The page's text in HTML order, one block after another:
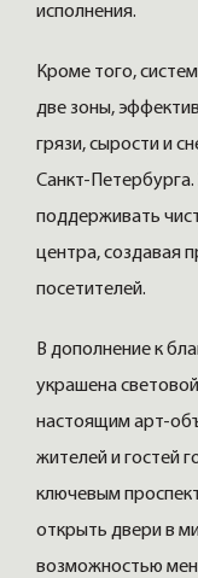
исполнения.
Кроме того,
две зоны,
грязи, сырости и
Санкт-
поддерживать
центра, создавая
посетителей.
В дополнение к
украшена
настоящим арт-
жителей и гостей
ключевым
открыть двери в
возможностью